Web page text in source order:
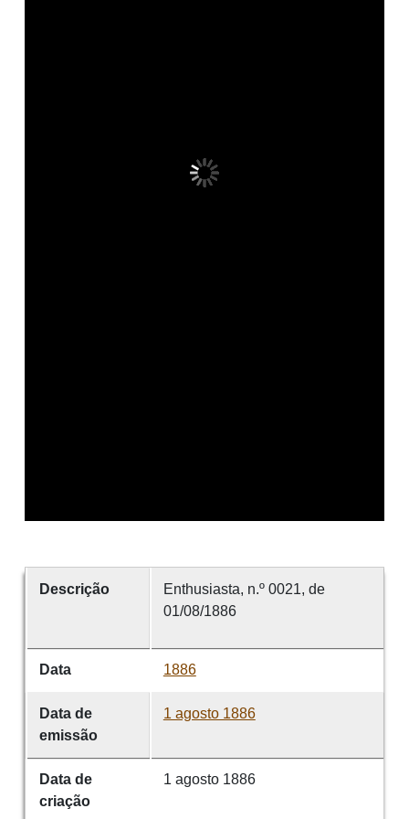
Descrição
Enthusiasta, n.º 0021, de
01/08/1886
Data 1886
Data de
emissão
1 agosto 1886
Data de
criação
1 agosto 1886